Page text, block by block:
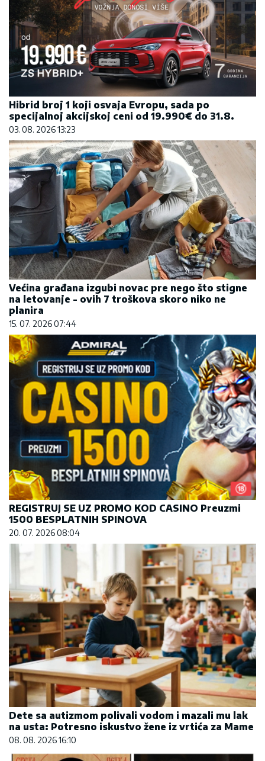
Hibrid broj 1 koji osvaja Evropu, sada po
specijalnoj akcijskoj ceni od 19.990€ do 31.8.
03. 08. 2026 13:23
Većina građana izgubi novac pre nego što stigne
na letovanje - ovih 7 troškova skoro niko ne
planira
15. 07. 2026 07:44
REGISTRUJ SE UZ PROMO KOD CASINO Preuzmi
1500 BESPLATNIH SPINOVA
20. 07. 2026 08:04
Dete sa autizmom polivali vodom i mazali mu lak
na usta: Potresno iskustvo žene iz vrtića za Mame
08. 08. 2026 16:10